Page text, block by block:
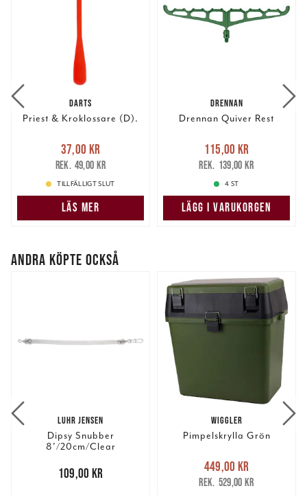
DARTS
Priest & Kroklossare (D).
Nuvarande pris
37,00 krTidigare pris
49,00 kr
37,00 kr
49,00 kr
TILLFÄLLIGT SLUT
LÄS MER
DRENNAN
Drennan Quiver Rest
Nuvarande pris
115,00 krTidigare pris
139,00 kr
115,00 kr
139,00 kr
4 ST
LÄGG I VARUKORGEN
ANDRA KÖPTE OCKSÅ
LUHR JENSEN
Dipsy Snubber
8'/20cm/Clear
109,00 kr
109,00 kr
WIGGLER
Pimpelskrylla Grön
Nuvarande pris
449,00 krTidigare pris
529,00 kr
449,00 kr
529,00 kr